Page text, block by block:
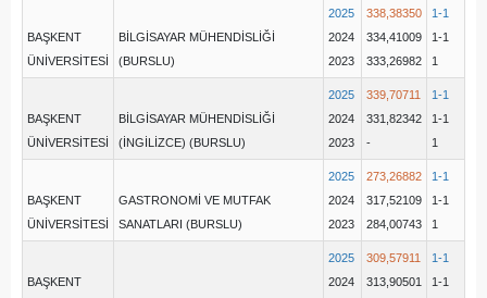
BAŞKENT
ÜNİVERSİTESİ
BİLGİSAYAR MÜHENDİSLİĞİ
(BURSLU)
2025
2024
2023
338,38350
334,41009
333,26982
1-1
1-1
1
BAŞKENT
ÜNİVERSİTESİ
BİLGİSAYAR MÜHENDİSLİĞİ
(İNGİLİZCE) (BURSLU)
2025
2024
2023
339,70711
331,82342
-
1-1
1-1
1
BAŞKENT
ÜNİVERSİTESİ
GASTRONOMİ VE MUTFAK
SANATLARI (BURSLU)
2025
2024
2023
273,26882
317,52109
284,00743
1-1
1-1
1
BAŞKENT
2025
2024
309,57911
313,90501
1-1
1-1